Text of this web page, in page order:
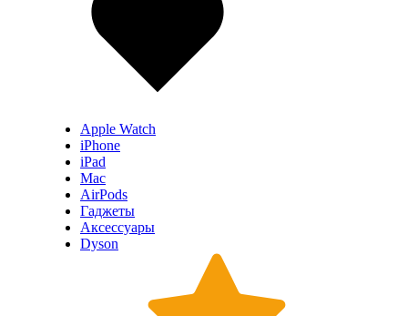
Apple Watch
iPhone
iPad
Mac
AirPods
Гаджеты
Аксессуары
Dyson